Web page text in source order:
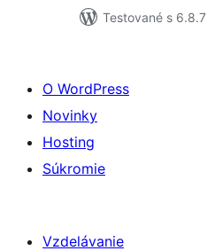
Testované s 6.8.7
O WordPress
Novinky
Hosting
Súkromie
Vzdelávanie